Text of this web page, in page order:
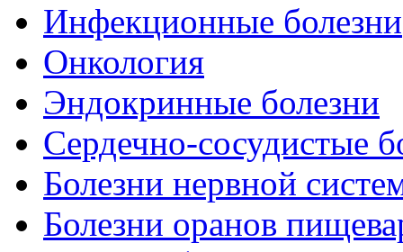
Инфекционные болезни
Онкология
Эндокринные болезни
Сердечно-сосудистые
Болезни нервной
Болезни оранов